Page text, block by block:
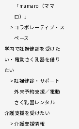
「mamaro（ママ
ロ）」
コラボレーティブ・ス
ペース
学内で妊婦健診を受けた
い・電動さく乳器を借り
たい
妊婦健診・サポート
外来予約支援／電動
さく乳器レンタル
介護支援を受けたい
介護支援情報